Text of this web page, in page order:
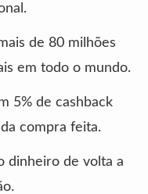
de 80 milhões
em todo o mundo.
5% de cashback
compra feita.
dinheiro de volta a